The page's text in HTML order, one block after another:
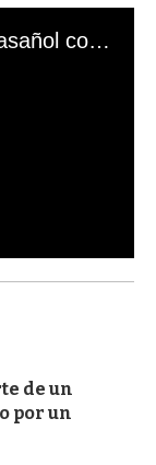
El mal momento de Yanina Gasañol con un hincha argentino en "Subrayado"
de un
por un